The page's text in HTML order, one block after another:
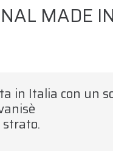
CORTA
MADE IN
in Italia con un
strato.